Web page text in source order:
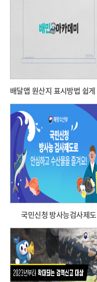
국민신청 방사능검사제도